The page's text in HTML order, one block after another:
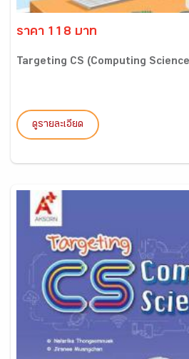
ราคา 118 บาท
Targeting CS (Computing
ดูรายละเอียด